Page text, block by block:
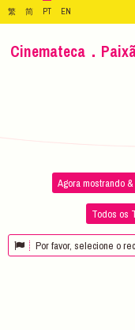
繁 简 PT EN
Cinemateca．
Agora mostrando
Todos os
Por favor, selecione o